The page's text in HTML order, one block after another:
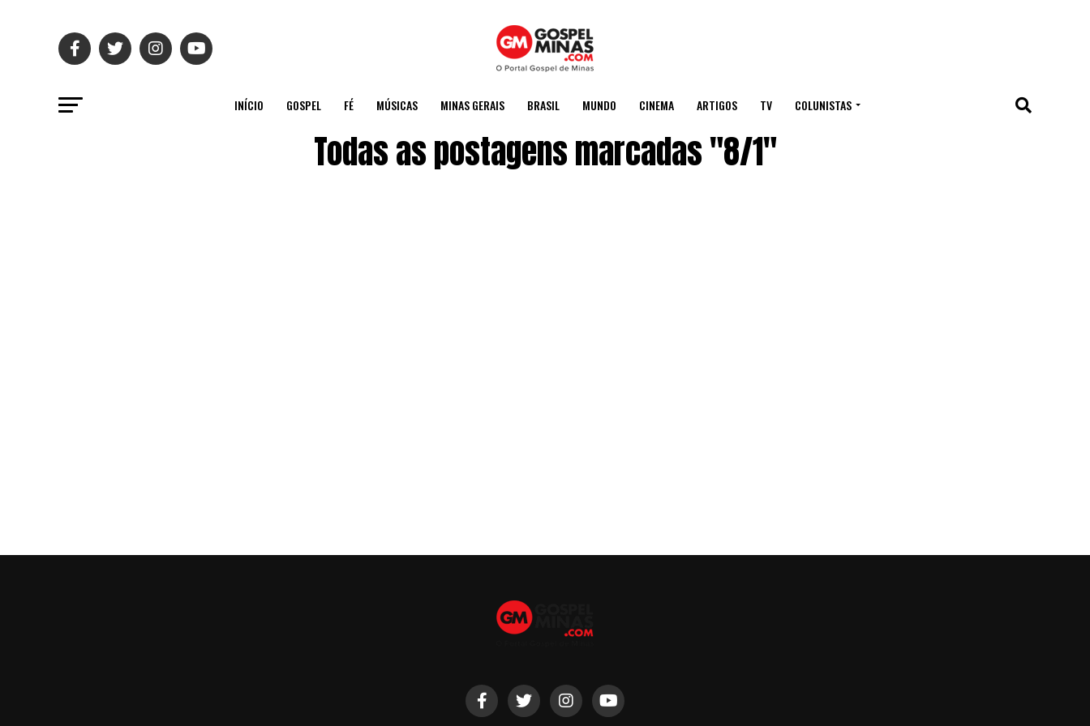
INÍCIO GOSPEL FÉ MÚSICAS MINAS GERAIS BRASIL MUNDO CINEMA ARTIGOS TV COLUNISTAS
Todas as postagens marcadas "8/1"